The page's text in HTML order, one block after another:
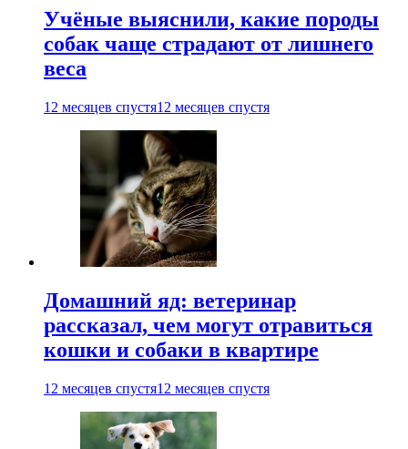
Учёные выяснили, какие породы
собак чаще страдают от лишнего
веса
12 месяцев спустя12 месяцев спустя
Домашний яд: ветеринар
рассказал, чем могут отравиться
кошки и собаки в квартире
12 месяцев спустя12 месяцев спустя